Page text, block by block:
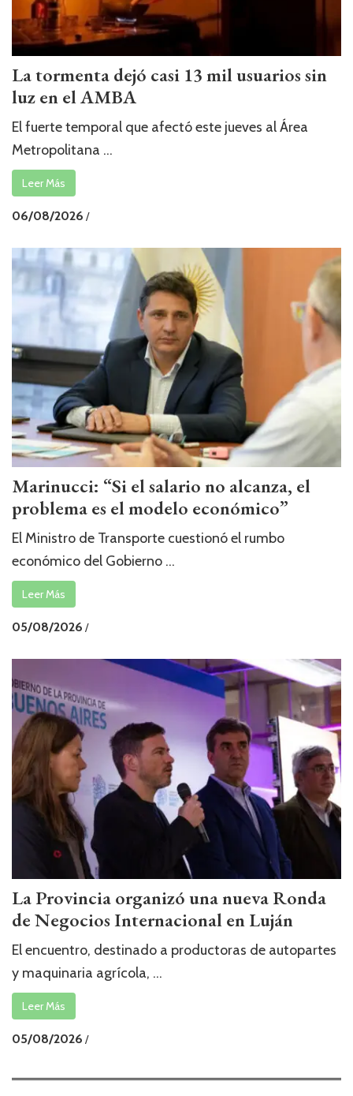
La tormenta dejó casi 13 mil usuarios sin
luz en el AMBA
El fuerte temporal que afectó este jueves al Área
Metropolitana ...
Leer Más
06/08/2026 /
Marinucci: “Si el salario no alcanza, el
problema es el modelo económico”
El Ministro de Transporte cuestionó el rumbo
económico del Gobierno ...
Leer Más
05/08/2026 /
La Provincia organizó una nueva Ronda
de Negocios Internacional en Luján
El encuentro, destinado a productoras de autopartes
y maquinaria agrícola, ...
Leer Más
05/08/2026 /